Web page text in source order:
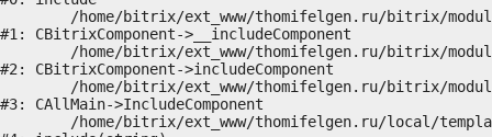
#1: CBitrixComponent->__includeComponent
#2: CBitrixComponent->includeComponent
#3: CAllMain->IncludeComponent